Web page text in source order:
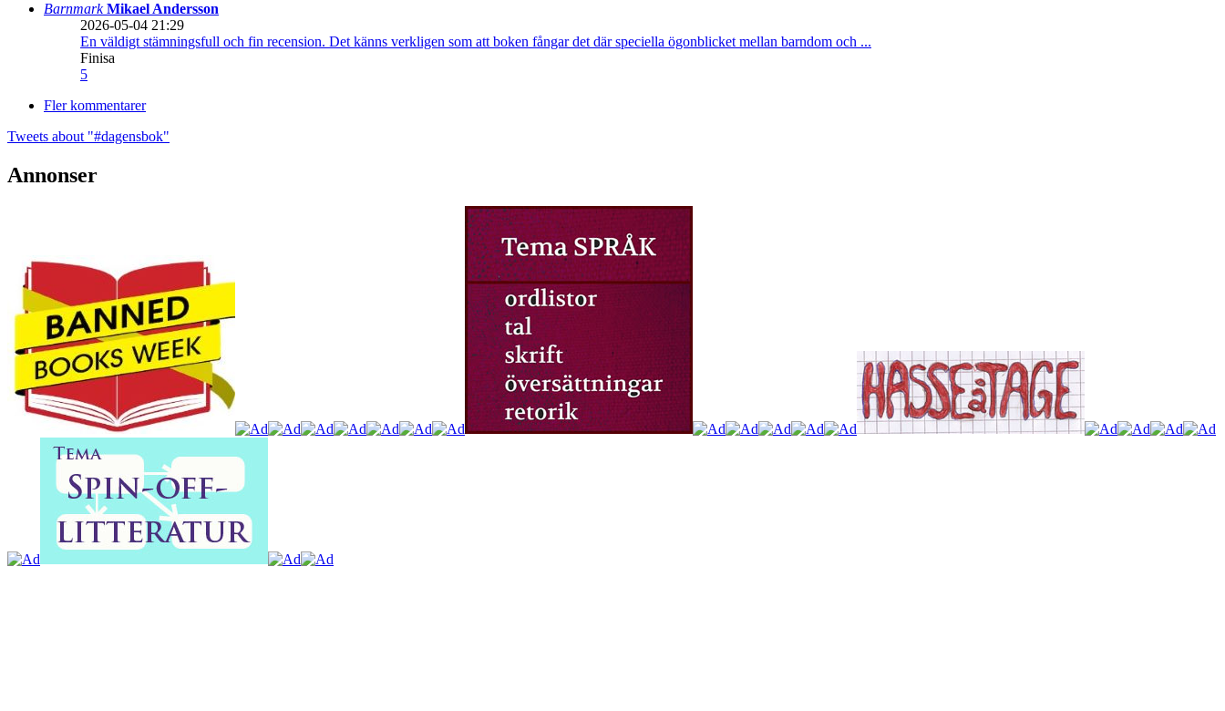
BarnmarkMikael Andersson
2026-05-04 21:29
En väldigt stämningsfull och fin recension. Det känns verkligen som att boken fångar det där speciella ögonblicket mellan barndom och ...
Finisa
5
Fler kommentarer
Tweets about "#dagensbok"
Annonser